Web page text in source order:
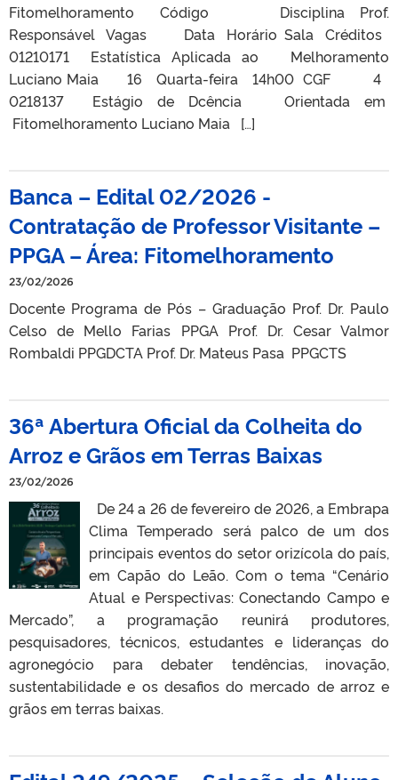
Fitomelhoramento Código Disciplina Prof.
Responsável Vagas Data Horário Sala Créditos
01210171 Estatística Aplicada ao Melhoramento
Luciano Maia 16 Quarta-feira 14h00 CGF 4
0218137 Estágio de Dcência Orientada em
Fitomelhoramento Luciano Maia […]
Banca – Edital 02/2026 -
Contratação de Professor Visitante –
PPGA – Área: Fitomelhoramento
23/02/2026
Docente Programa de Pós – Graduação Prof. Dr. Paulo
Celso de Mello Farias PPGA Prof. Dr. Cesar Valmor
Rombaldi PPGDCTA Prof. Dr. Mateus Pasa PPGCTS
36ª Abertura Oficial da Colheita do
Arroz e Grãos em Terras Baixas
23/02/2026
De 24 a 26 de fevereiro de 2026, a Embrapa
Clima Temperado será palco de um dos
principais eventos do setor orizícola do país,
em Capão do Leão. Com o tema “Cenário
Atual e Perspectivas: Conectando Campo e
Mercado”, a programação reunirá produtores,
pesquisadores, técnicos, estudantes e lideranças do
agronegócio para debater tendências, inovação,
sustentabilidade e os desafios do mercado de arroz e
grãos em terras baixas.